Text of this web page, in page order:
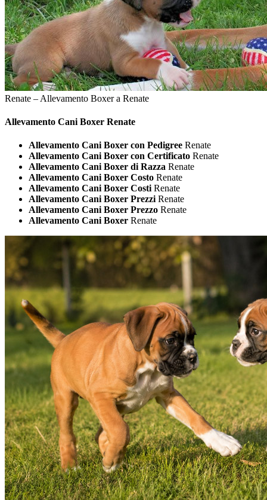
Renate – Allevamento Boxer a Renate
Allevamento Cani Boxer Renate
Allevamento Cani Boxer con Pedigree Renate
Allevamento Cani Boxer con Certificato Renate
Allevamento Cani Boxer di Razza Renate
Allevamento Cani Boxer Costo Renate
Allevamento Cani Boxer Costi Renate
Allevamento Cani Boxer Prezzi Renate
Allevamento Cani Boxer Prezzo Renate
Allevamento Cani Boxer Renate